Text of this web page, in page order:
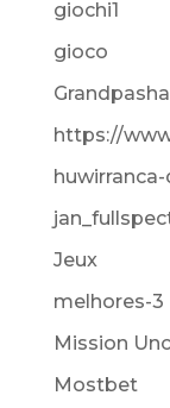
giochi1
gioco
https://
Jeux
melhores-3
Mission
Mostbet